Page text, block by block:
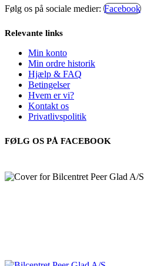
Følg os på sociale medier: Facebook
Relevante links
Min konto
Min ordre historik
Hjælp & FAQ
Betingelser
Hvem er vi?
Kontakt os
Privatlivspolitik
FØLG OS PÅ FACEBOOK